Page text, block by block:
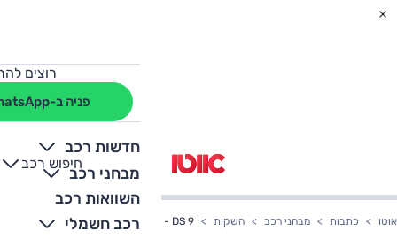
רוצים
פניה ב-WhatsApp
חדשות רכב
מבחני רכב
השוואות רכב
רכב חשמלי
חיפוש רכב
+
-
אוטו כתבות מבחני רכב השקות DS 9 - מבחן דרכים (השקה עולמית)